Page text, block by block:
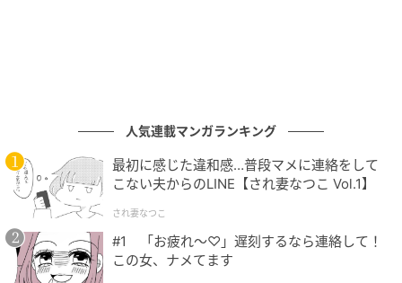
人気連載マンガランキング
最初に感じた違和感…普段マメに連絡をして
こない夫からのLINE【され妻なつこ Vol.1】
され妻なつこ
#1 「お疲れ〜♡」遅刻するなら連絡して！
この女、ナメてます